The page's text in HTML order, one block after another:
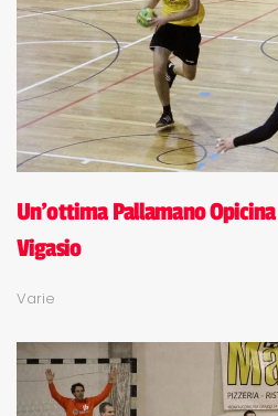
Un'ottima Pallamano
Vigasio
Varie